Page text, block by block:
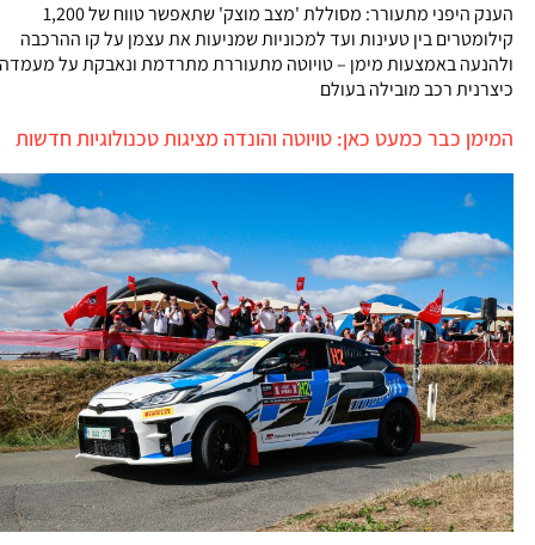
הענק היפני מתעורר: מסוללת 'מצב מוצק' שתאפשר טווח של 1,200
קילומטרים בין טעינות ועד למכוניות שמניעות את עצמן על קו ההרכבה
ולהנעה באמצעות מימן – טויוטה מתעוררת מתרדמת ונאבקת על מעמדה
כיצרנית רכב מובילה בעולם
המימן כבר כמעט כאן: טויוטה והונדה מציגות טכנולוגיות חדשות